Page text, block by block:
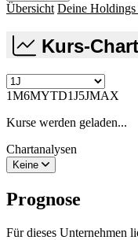
Übersicht Deine Holdings
Kurs-Chart
1M6MYTD1J5JMAX
Kurse werden geladen...
Chartanalysen
Keine
Prognose
Für dieses Unternehmen